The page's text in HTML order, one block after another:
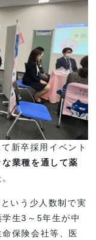
新卒採用イベント
業種を通して薬
いう少人数制で実
生3～5年生が中
保険会社等、医